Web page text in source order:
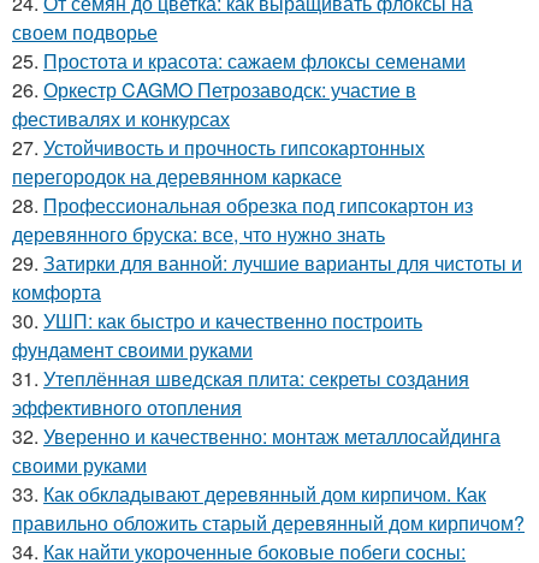
своем подворье
25. Простота и красота: сажаем флоксы семенами
26. Оркестр CAGMO Петрозаводск: участие в
фестивалях и конкурсах
27. Устойчивость и прочность гипсокартонных
перегородок на деревянном каркасе
28. Профессиональная обрезка под гипсокартон из
деревянного бруска: все, что нужно знать
29. Затирки для ванной: лучшие варианты для чистоты и
комфорта
30. УШП: как быстро и качественно построить
фундамент своими руками
31. Утеплённая шведская плита: секреты создания
эффективного отопления
32. Уверенно и качественно: монтаж металлосайдинга
своими руками
33. Как обкладывают деревянный дом кирпичом. Как
правильно обложить старый деревянный дом кирпичом?
34. Как найти укороченные боковые побеги сосны: